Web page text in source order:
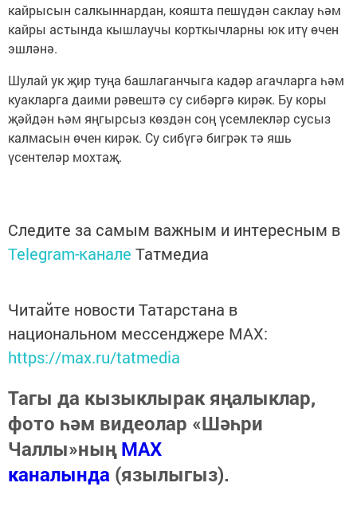
кайрысын салкыннардан, кояшта пешүдән саклау һәм
кайры астында кышлаучы корткычларны юк итү өчен
эшләнә.
Шулай ук җир туңа башлаганчыга кадәр агачларга һәм
куакларга даими рәвештә су сибәргә кирәк. Бу коры
җәйдән һәм яңгырсыз көздән соң үсемлекләр сусыз
калмасын өчен кирәк. Су сибүгә бигрәк тә яшь
үсентеләр мохтаҗ.
Следите за самым важным и интересным в
Telegram-канале Татмедиа
Читайте новости Татарстана в
национальном мессенджере MАХ:
https://max.ru/tatmedia
Тагы да кызыклырак яңалыклар,
фото һәм видеолар «Шәһри
Чаллы»ныңMAX
каналында (язылыгыз).